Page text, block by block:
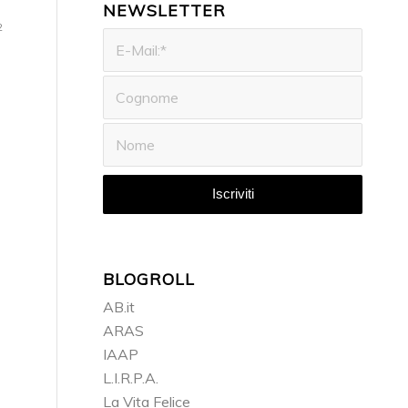
NEWSLETTER
BLOGROLL
AB.it
ARAS
IAAP
L.I.R.P.A.
La Vita Felice